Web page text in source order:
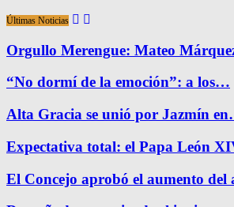
Últimas Noticias
Orgullo Merengue: Mateo
“No dormí de la emoción”: a los…
Alta Gracia se unió por Jazmín
Expectativa total: el Papa León
El Concejo aprobó el aumento